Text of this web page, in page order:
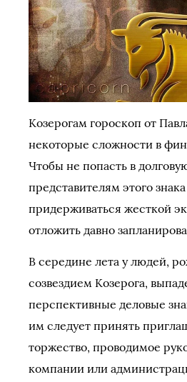
Козерогам гороскоп от
некоторые сложности в
Чтобы не попасть в
представителям этого
придерживаться жесткой
отложить давно
В середине лета у людей,
созвездием Козерога,
перспективные деловые
им следует принять
торжество, проводимое
компании или